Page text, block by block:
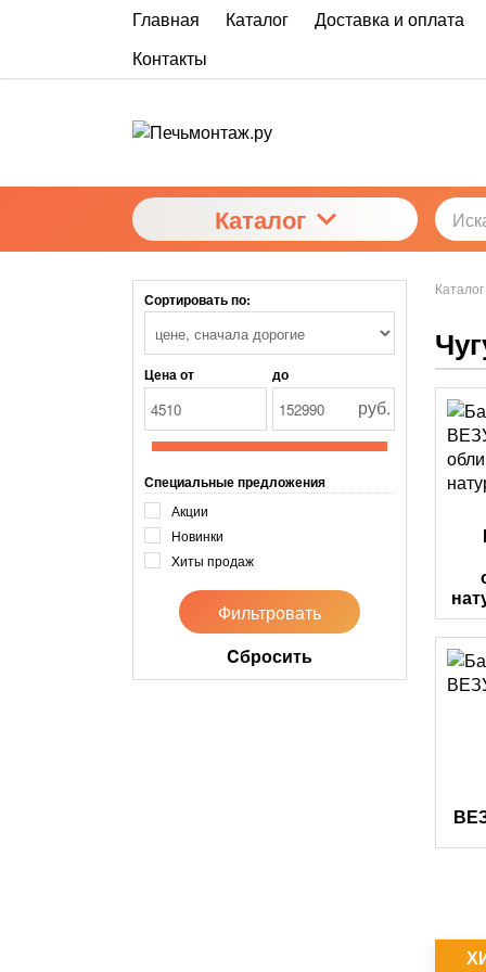
Главная Каталог
Доставка и оплата
Контакты
Каталог
Сортировать по:
Цена от до
руб.
Специальные предложения
Акции
Новинки
Хиты продаж
Cбросить
Каталог